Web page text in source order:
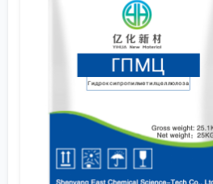
Так к чему же всё это?
это не просто строчка в
динамический, контекстно-
который требует от технолога
понимания всей системы.
высокотехнологичных
обслуживает наша компания.
Главный вывод, который я